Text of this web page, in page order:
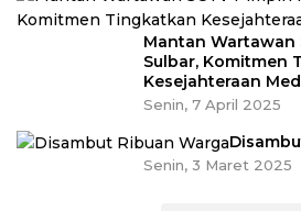
Mantan Wartawan
Sulbar, Komitmen
Kesejahteraan
Senin, 7 April 2025
Senin, 3 Maret 2025